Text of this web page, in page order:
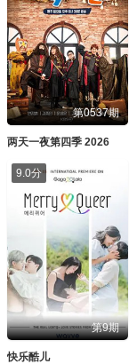
第0537期
两天一夜第四季 2026
9.0分
第9期
快乐酷儿